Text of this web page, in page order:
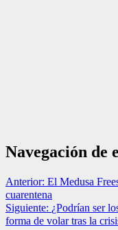
Navegación de
Anterior: El Medusa
cuarentena
Siguiente: ¿Podrían ser
forma de volar tras la